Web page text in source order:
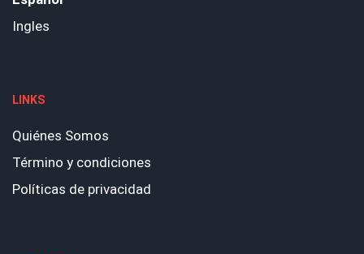
Ingles
LINKS
Quiénes Somos
Término y condiciones
Políticas de privacidad